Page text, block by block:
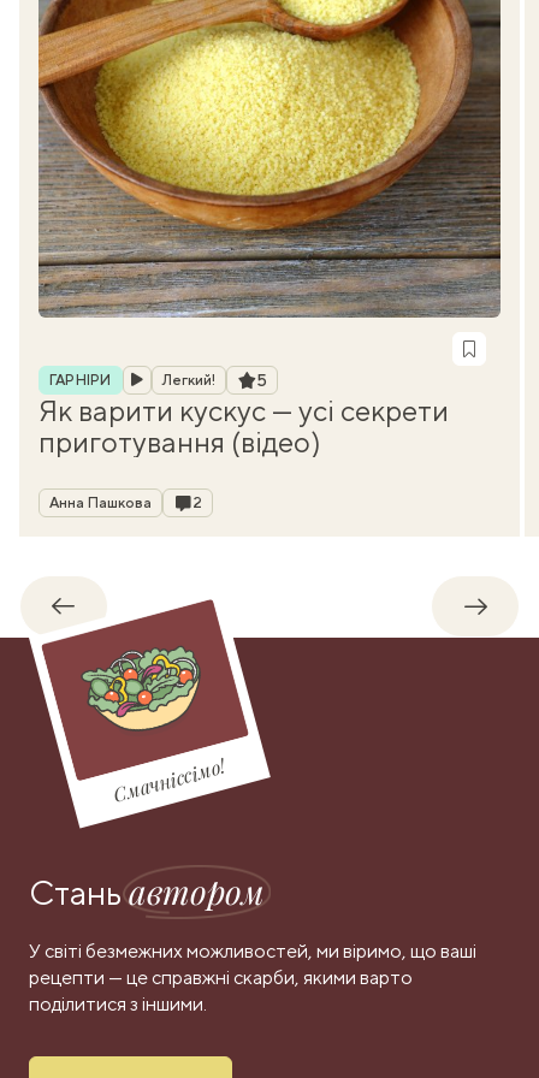
Рубрика
ГАРНІРИ Легкий! Рейтинг
5
Як варити кускус — усі секрети
приготування (відео)
Автор
Анна Пашкова Коментарі
2
Назад
Смачніссімо!
Станьавтором
У світі безмежних можливостей, ми віримо, що ваші
рецепти — це справжні скарби, якими варто
поділитися з іншими.